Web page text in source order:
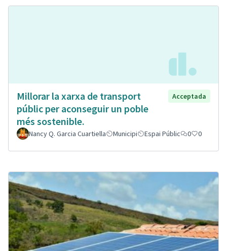
Millorar la xarxa de transport
públic per aconseguir un poble
més sostenible.
Acceptada
Nancy Q. Garcia Cuartiella Municipi Espai Públic 0 0